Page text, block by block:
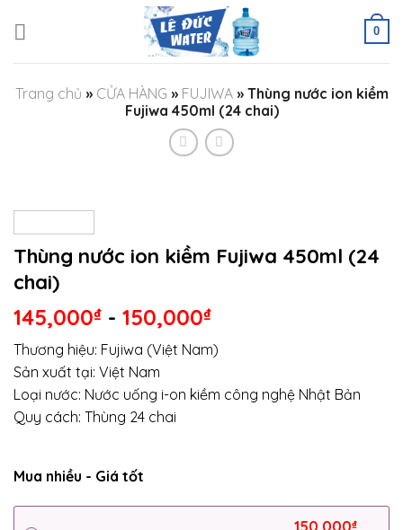
0
Trang chủ » CỬA HÀNG » FUJIWA» Thùng nước ion kiềm
Fujiwa 450ml (24 chai)
Thùng nước ion kiềm Fujiwa 450ml (24
chai)
145,000₫ - 150,000₫
Thương hiệu: Fujiwa (Việt Nam)
Sản xuất tại: Việt Nam
Loại nước: Nước uống i-on kiềm công nghệ Nhật Bản
Quy cách: Thùng 24 chai
Mua nhiều - Giá tốt
150,000₫